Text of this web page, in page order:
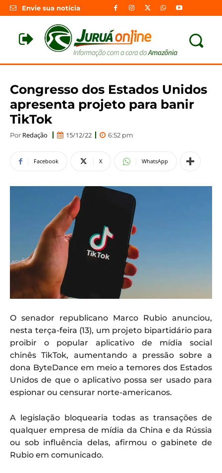
Envie sua notícia
Congresso dos Estados Unidos
apresenta projeto para banir
TikTok
Por Redação 15/12/22 6:52 pm
Facebook X WhatsApp
O senador republicano Marco Rubio anunciou,
nesta terça-feira (13), um projeto bipartidário para
proibir o popular aplicativo de mídia social
chinês TikTok, aumentando a pressão sobre a
dona ByteDance em meio a temores dos Estados
Unidos de que o aplicativo possa ser usado para
espionar ou censurar norte-americanos.
A legislação bloquearia todas as transações de
qualquer empresa de mídia da China e da Rússia
ou sob influência delas, afirmou o gabinete de
Rubio em comunicado.